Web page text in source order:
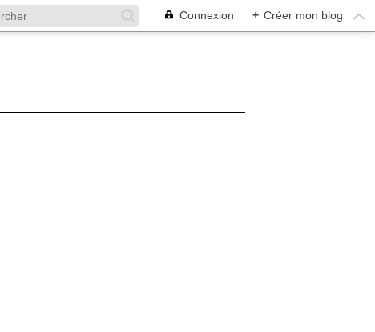
Connexion + Créer mon blog